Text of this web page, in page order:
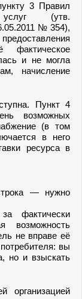
3 Правил
услуг (утв.
№ 354),
фактическое
и не могла
начисление
Пункт 4
возможных
(в том
в него
ресурса в
— нужно
фактически
возможность
не вправе её
вы
но и взыскать
организацией